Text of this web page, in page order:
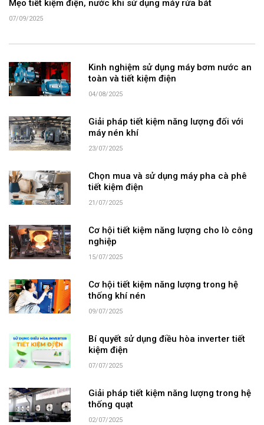
Mẹo tiết kiệm điện, nước khi sử dụng máy rửa bát
07/09/2025
Kinh nghiệm sử dụng máy bơm nước an
toàn và tiết kiệm điện
04/08/2025
Giải pháp tiết kiệm năng lượng đối với
máy nén khí
23/07/2025
Chọn mua và sử dụng máy pha cà phê
tiết kiệm điện
21/07/2025
Cơ hội tiết kiệm năng lượng cho lò công
nghiệp
15/07/2025
Cơ hội tiết kiệm năng lượng trong hệ
thống khí nén
09/07/2025
Bí quyết sử dụng điều hòa inverter tiết
kiệm điện
07/07/2025
Giải pháp tiết kiệm năng lượng trong hệ
thống quạt
02/07/2025